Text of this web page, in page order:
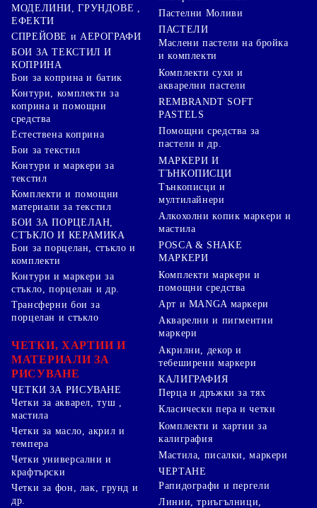
МОДЕЛИНИ, ГРУНДОВЕ ,
ЕФЕКТИ
СПРЕЙОВЕ и АЕРОГРАФИ
БОИ ЗА ТЕКСТИЛ И
КОПРИНА
Бои за коприна и батик
Контури, комплекти за
коприна и помощни
средства
Естествена коприна
Бои за текстил
Контури и маркери за
текстил
Комплекти и помощни
материали за текстил
БОИ ЗА ПОРЦЕЛАН,
СТЪКЛО И КЕРАМИКА
Бои за порцелан, стъкло и
комплекти
Контури и маркери за
стъкло, порцелан и др.
Трансферни бои за
порцелан и стъкло
ЧЕТКИ, ХАРТИИ И
МАТЕРИАЛИ ЗА
РИСУВАНЕ
ЧЕТКИ ЗА РИСУВАНЕ
Четки за акварел, туш ,
мастила
Четки за масло, акрил и
темпера
Четки универсални и
крафтърски
Четки за фон, лак, грунд и
др.
Пастелни Моливи
ПАСТЕЛИ
Маслени пастели на бройка
и комплекти
Комплекти сухи и
акварелни пастели
REMBRANDT SOFT
PASTELS
Помощни средства за
пастели и др.
МАРКЕРИ И
ТЪНКОПИСЦИ
Тънкописци и
мултилайнери
Алкохолни копик маркери и
мастила
POSCA & SHAKE
МАРКЕРИ
Комплекти маркери и
помощни средства
Арт и MANGA маркери
Акварелни и пигментни
маркери
Акрилни, декор и
тебеширени маркери
КАЛИГРАФИЯ
Перца и дръжки за тях
Класически пера и четки
Комплекти и хартии за
калиграфия
Мастила, писалки, маркери
ЧЕРТАНЕ
Рапидографи и пергели
Линии, триъгълници,